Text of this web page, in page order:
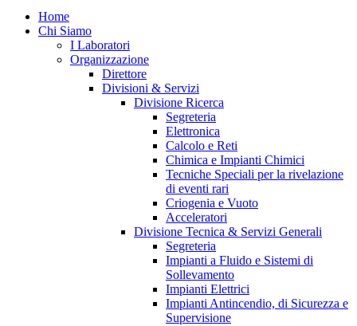
Home
Chi Siamo
I Laboratori
Organizzazione
Direttore
Divisioni & Servizi
Divisione Ricerca
Segreteria
Elettronica
Calcolo e Reti
Chimica e Impianti Chimici
Tecniche Speciali per la rivelazione
di eventi rari
Criogenia e Vuoto
Acceleratori
Divisione Tecnica & Servizi Generali
Segreteria
Impianti a Fluido e Sistemi di
Sollevamento
Impianti Elettrici
Impianti Antincendio, di Sicurezza e
Supervisione